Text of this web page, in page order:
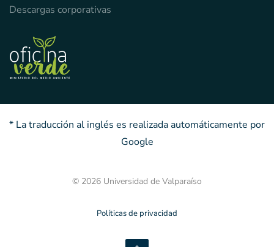
Descargas corporativas
* La traducción al inglés es realizada automáticamente por
Google
© 2026 Universidad de Valparaíso
Políticas de privacidad